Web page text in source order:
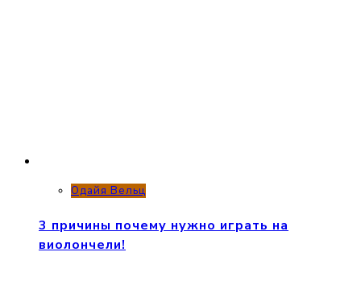
Одайя Вельц
3 причины почему нужно играть на
виолончели!